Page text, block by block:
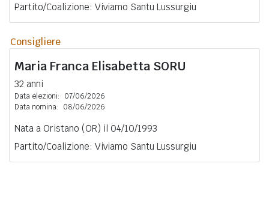
Partito/Coalizione: Viviamo Santu Lussurgiu
Consigliere
Maria Franca Elisabetta SORU
32 anni
Data elezioni:
07/06/2026
Data nomina:
08/06/2026
Nata a Oristano (OR) il 04/10/1993
Partito/Coalizione: Viviamo Santu Lussurgiu